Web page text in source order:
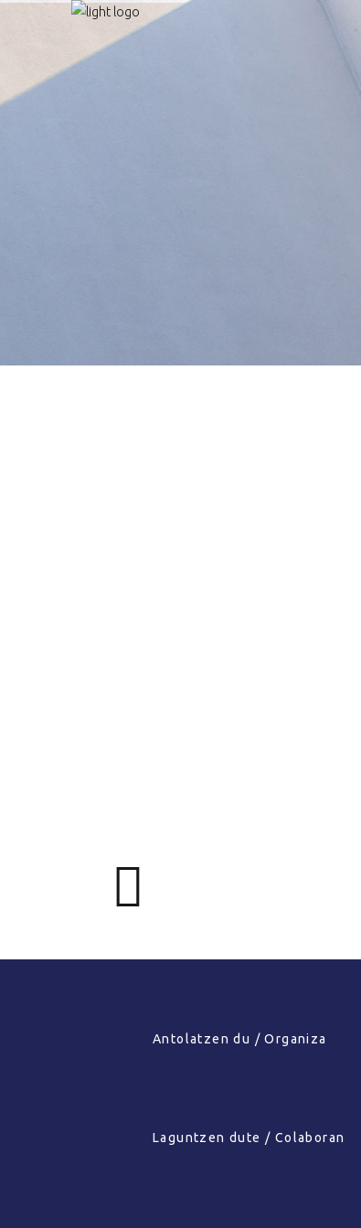
Antolatzen du / Organiza
Laguntzen dute / Colaboran